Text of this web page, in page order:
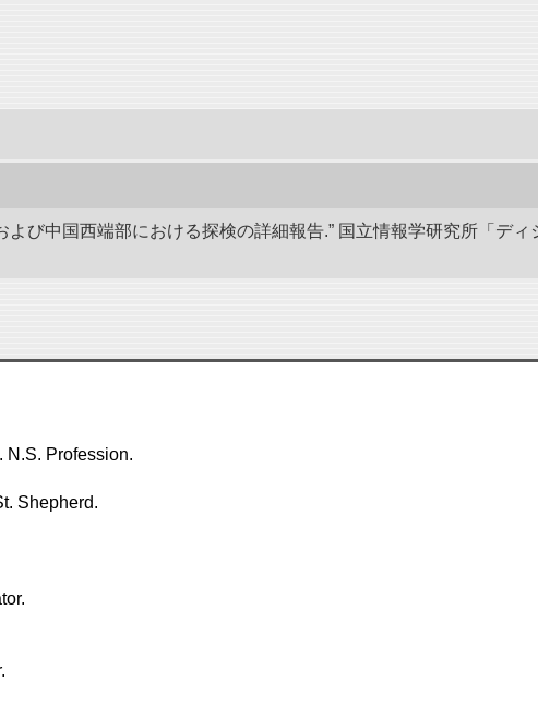
び中国西端部における探検の詳細報告.” 国立情報学研究所「デ
N.S. Profession.
Shepherd.